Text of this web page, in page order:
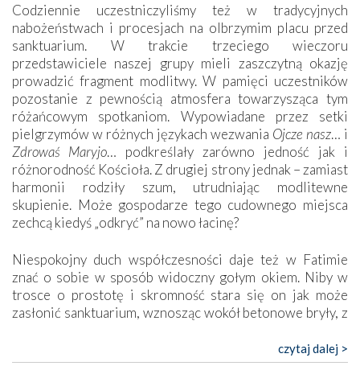
Codziennie uczestniczyliśmy też w tradycyjnych
nabożeństwach i procesjach na olbrzymim placu przed
sanktuarium. W trakcie trzeciego wieczoru
przedstawiciele naszej grupy mieli zaszczytną okazję
prowadzić fragment modlitwy. W pamięci uczestników
pozostanie z pewnością atmosfera towarzysząca tym
różańcowym spotkaniom. Wypowiadane przez setki
pielgrzymów w różnych językach wezwania Ojcze nasz… i
Zdrowaś Maryjo… podkreślały zarówno jedność jak i
różnorodność Kościoła. Z drugiej strony jednak – zamiast
harmonii rodziły szum, utrudniając modlitewne
skupienie. Może gospodarze tego cudownego miejsca
zechcą kiedyś „odkryć” na nowo łacinę?
Niespokojny duch współczesności daje też w Fatimie
znać o sobie w sposób widoczny gołym okiem. Niby w
trosce o prostotę i skromność stara się on jak może
zasłonić sanktuarium, wznosząc wokół betonowe bryły, z
katolickiego kultu. Tylko co wspólnego z żywą,
czytaj dalej >